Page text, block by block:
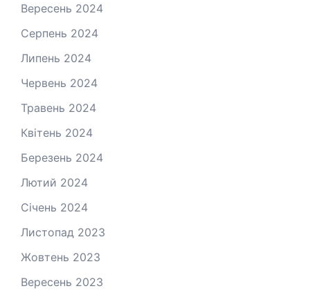
Вересень 2024
Серпень 2024
Липень 2024
Червень 2024
Травень 2024
Квітень 2024
Березень 2024
Лютий 2024
Січень 2024
Листопад 2023
Жовтень 2023
Вересень 2023